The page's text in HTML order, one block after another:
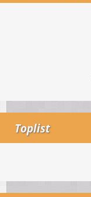
Toplist